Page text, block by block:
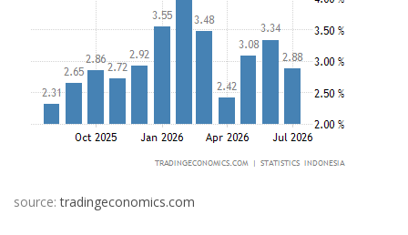
source:tradingeconomics.com